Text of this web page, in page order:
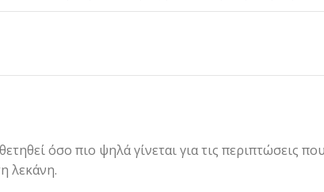
όσο πιο ψηλά γίνεται για τις περιπτώσεις
λεκάνη.